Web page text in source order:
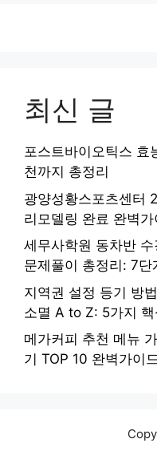
최신 글
포스트바이오틱스 효
천까지 총정리
광양성황스포츠센터
리모델링 완료 완벽
세무사학원 동차반
문제풀이 총정리: 7단
지역권 설정 등기 방
소멸 A to Z: 5가지
메가커피 추천 메뉴
기 TOP 10 완벽가이